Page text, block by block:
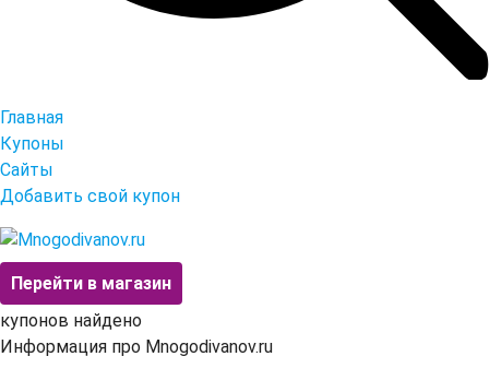
Главная
Купоны
Сайты
Добавить свой купон
Перейти в магазин
купонов найдено
Информация про Mnogodivanov.ru